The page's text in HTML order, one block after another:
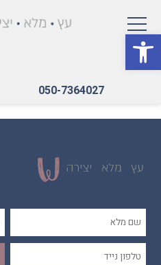
פתח סרגל נגישות
050-7364027
משושה